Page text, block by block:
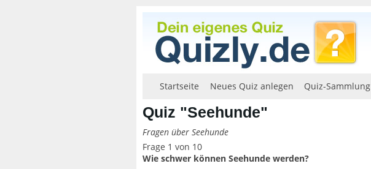
Startseite Neues Quiz anlegen Quiz-Sammlung
Quiz "Seehunde"
Fragen über Seehunde
Frage 1 von 10
Wie schwer können Seehunde werden?